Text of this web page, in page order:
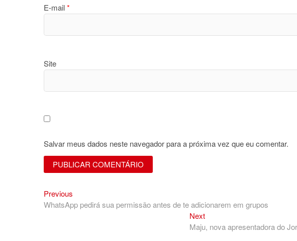
E-mail*
Site
Salvar meus dados neste navegador para a próxima vez que eu comentar.
Navegação
de
Previous
post:
WhatsApp pedirá sua permissão antes de te adicionarem em grupos
NextNext
post:
Maju, nova apresentadora do